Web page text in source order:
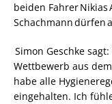
beiden Fahrer
Schachmann dürfen
Simon Geschke
Wettbewerb aus
habe alle
eingehalten. Ich